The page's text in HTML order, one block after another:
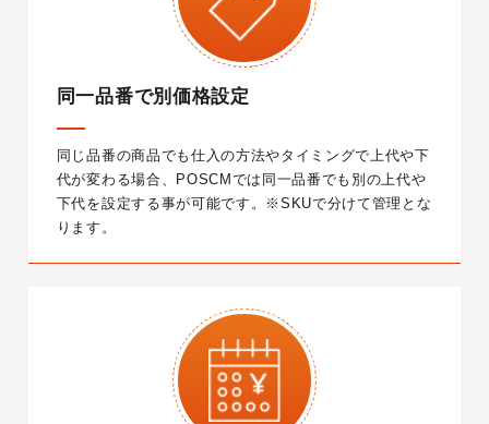
同一品番で別価格設定
同じ品番の商品でも仕入の方法やタイミングで上代や下
代が変わる場合、POSCMでは同一品番でも別の上代や
下代を設定する事が可能です。
※SKUで分けて管理とな
ります。